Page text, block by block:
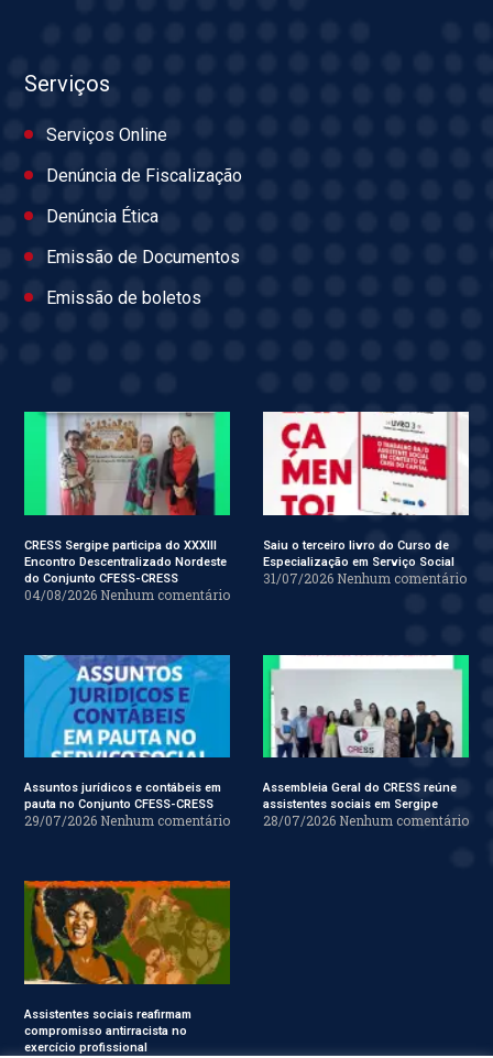
Serviços
Serviços Online
Denúncia de Fiscalização
Denúncia Ética
Emissão de Documentos
Emissão de boletos
CRESS Sergipe participa do XXXIII
Encontro Descentralizado Nordeste
do Conjunto CFESS-CRESS
04/08/2026 Nenhum comentário
Saiu o terceiro livro do Curso de
Especialização em Serviço Social
31/07/2026 Nenhum comentário
Assuntos jurídicos e contábeis em
pauta no Conjunto CFESS-CRESS
29/07/2026 Nenhum comentário
Assembleia Geral do CRESS reúne
assistentes sociais em Sergipe
28/07/2026 Nenhum comentário
Assistentes sociais reafirmam
compromisso antirracista no
exercício profissional